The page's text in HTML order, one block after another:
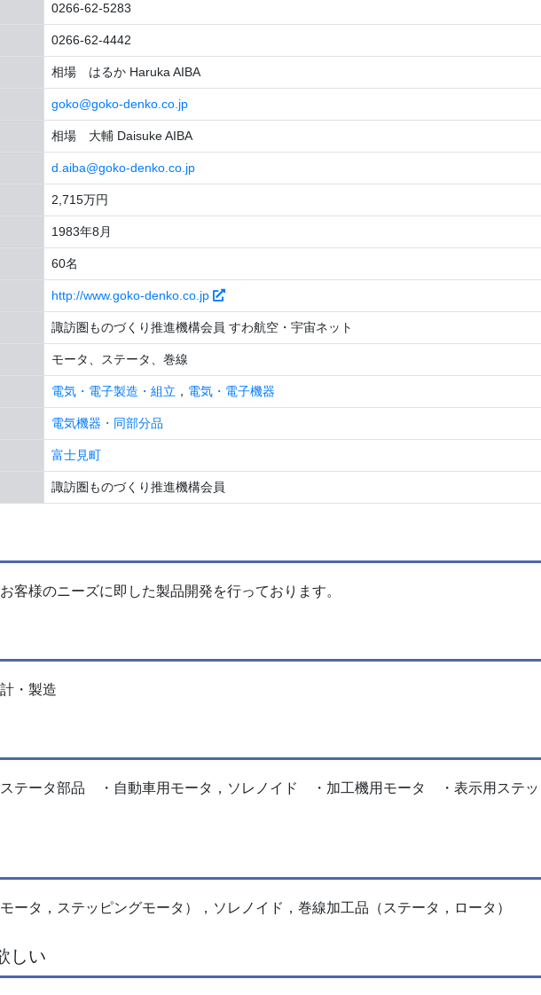
0266-62-5283
0266-62-4442
相場 はるか Haruka AIBA
goko@goko-denko.co.jp
相場 大輔 Daisuke AIBA
d.aiba@goko-denko.co.jp
2,715万円
1983年8月
60名
http://www.goko-denko.co.jp
諏訪圏ものづくり推進機構会員 すわ航空・宇宙ネット
モータ、ステータ、巻線
電気・電子製造・組立 ， 電気・電子機器
電気機器・同部分品
富士見町
諏訪圏ものづくり推進機構会員
客様のニーズに即した製品開発を行っております。
・製造
ステータ部品 ・自動車用モータ，ソレノイド ・加工機用モータ ・表示用ステ
ータ，ステッピングモータ），ソレノイド，巻線加工品（ステータ，ロータ）
しい